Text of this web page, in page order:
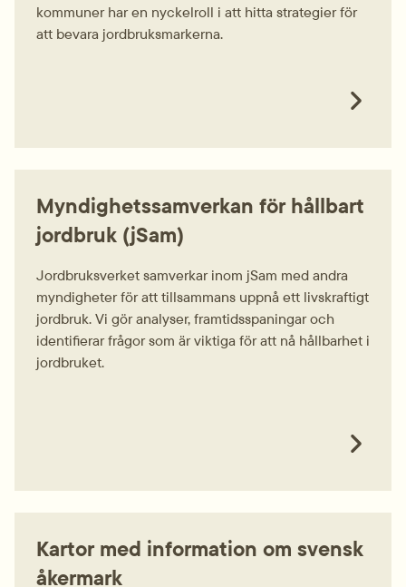
kommuner har en nyckelroll i att hitta strategier för
att bevara jordbruksmarkerna.
Myndighetssamverkan för hållbart
jordbruk (jSam)
Jordbruksverket samverkar inom jSam med andra
myndigheter för att tillsammans uppnå ett livskraftigt
jordbruk. Vi gör analyser, framtidsspaningar och
identifierar frågor som är viktiga för att nå hållbarhet i
jordbruket.
Kartor med information om svensk
åkermark